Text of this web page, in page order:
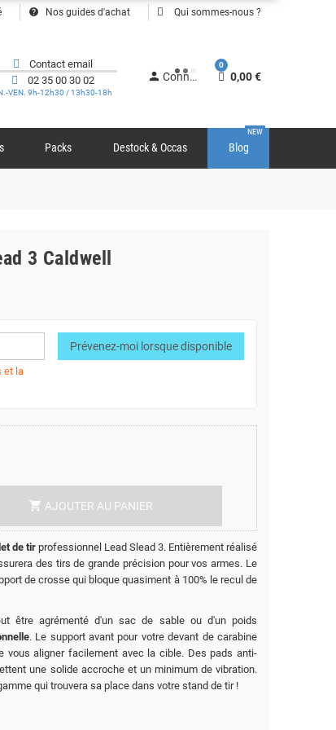
help Nos guides d'achat Qui sommes-nous ?
Contact email
02 35 00 30 02
VEN. 9h-12h30 / 13h30-18h
person Connexion
0
0,00 €
Packs Destock & Occas Blog
NEW
3 Caldwell
et la
Prévenez-moi lorsque disponible
shopping_cart AJOUTER AU PANIER
de tir professionnel Lead Slead 3. Entièrement réalisé
des tirs de grande précision pour vos armes. Le
de crosse qui bloque quasiment à 100% le recul de
être agrémenté d'un sac de sable ou d'un poids
. Le support avant pour votre devant de carabine
vous aligner facilement avec la cible. Des pads anti-
une solide accroche et un minimum de vibration.
qui trouvera sa place dans votre stand de tir !